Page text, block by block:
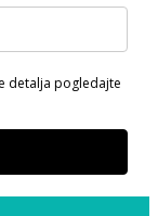
detalja pogledajte